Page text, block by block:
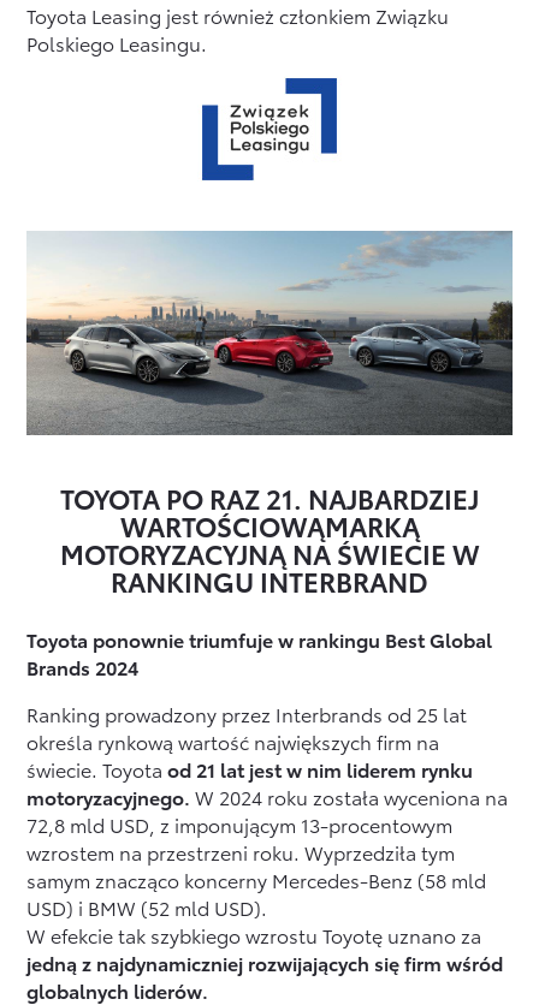
Toyota Leasing jest również członkiem Związku
Polskiego Leasingu.
TOYOTA PO RAZ 21. NAJBARDZIEJ
WARTOŚCIOWĄMARKĄ
MOTORYZACYJNĄ NA ŚWIECIE W
RANKINGU INTERBRAND
Toyota ponownie triumfuje w rankingu Best Global
Brands 2024
Ranking prowadzony przez Interbrands od 25 lat
określa rynkową wartość największych firm na
świecie. Toyota od 21 lat jest w nim liderem rynku
motoryzacyjnego. W 2024 roku została wyceniona na
72,8 mld USD, z imponującym 13-procentowym
wzrostem na przestrzeni roku. Wyprzedziła tym
samym znacząco koncerny Mercedes-Benz (58 mld
USD) i BMW (52 mld USD).
W efekcie tak szybkiego wzrostu Toyotę uznano za
jedną z najdynamiczniej rozwijających się firm wśród
globalnych liderów.